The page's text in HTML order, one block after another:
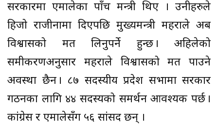
सरकारमा एमालेका पाँच मन्त्री थिए । उनीहरुले
हिजो राजीनामा दिएपछि मुख्यमन्त्री महराले अब
विश्वासको मत लिनुपर्ने हुन्छ । अहिलेको
समीकरणअनुसार महराले विश्वासको मत पाउने
अवस्था छैन । ८७ सदस्यीय प्रदेश सभामा सरकार
गठनका लागि ४४ सदस्यको समर्थन आवश्यक पर्छ ।
कांग्रेस र एमालेसँग ५६ सांसद छन् ।